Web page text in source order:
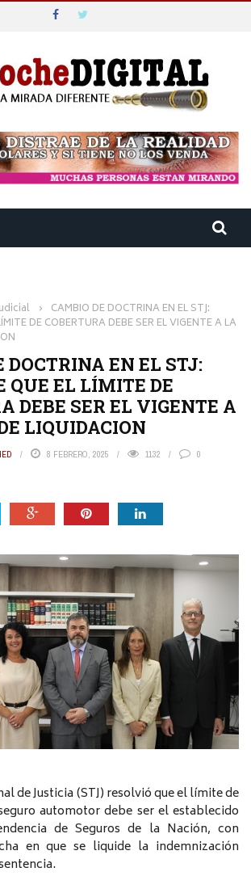
› CAMBIO DE DOCTRINA EN EL STJ:
DE COBERTURA DEBE SER EL VIGENTE A LA
DOCTRINA EN EL STJ:
QUE EL LÍMITE DE
DEBE SER EL VIGENTE A
LIQUIDACION
8 FEBRERO, 2025 1132 0
de Justicia (STJ) resolvió que el límite de
automotor debe ser el establecido
de Seguros de la Nación, con
en que se liquide la indemnización